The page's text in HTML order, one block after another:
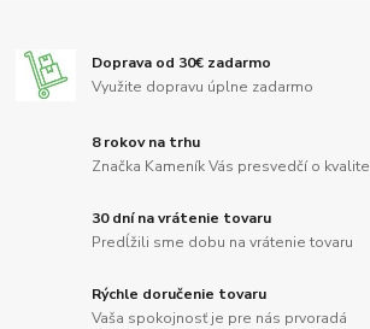
Doprava od 30€ zadarmo
Využite dopravu úplne zadarmo
8 rokov na trhu
Značka Kameník Vás presvedčí o kvalite
30 dní na vrátenie tovaru
Predĺžili sme dobu na vrátenie tovaru
Rýchle doručenie tovaru
Vaša spokojnosť je pre nás prvoradá